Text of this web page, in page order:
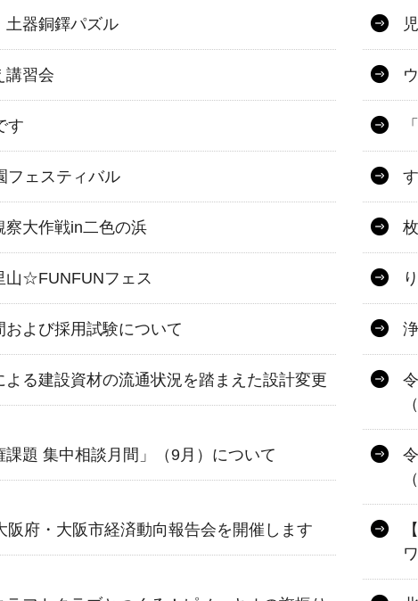
土器銅鐸パズル
講習会
す
フェスティバル
察大作戦in二色の浜
☆FUNFUNフェス
および採用試験について
よる建設資材の流通状況を踏まえた設計変更
課題 集中相談月間」（9月）について
阪府・大阪市経済動向報告会を開催します